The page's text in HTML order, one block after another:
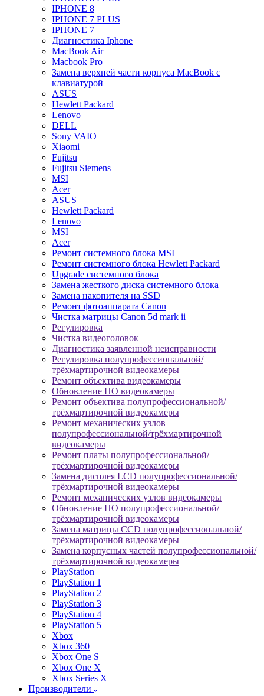
IPHONE 8
IPHONE 7 PLUS
IPHONE 7
Диагностика Iphone
MacBook Air
Macbook Pro
Замена верхней части корпуса MacBook с
клавиатурой
ASUS
Hewlett Packard
Lenovo
DELL
Sony VAIO
Xiaomi
Fujitsu
Fujitsu Siemens
MSI
Acer
ASUS
Hewlett Packard
Lenovo
MSI
Acer
Ремонт системного блока MSI
Ремонт системного блока Hewlett Packard
Upgrade системного блока
Замена жесткого диска системного блока
Замена накопителя на SSD
Ремонт фотоаппарата Canon
Чистка матрицы Canon 5d mark ii
Регулировка
Чистка видеоголовок
Диагностика заявленной неисправности
Регулировка полупрофессиональной/
трёхмартирочной видеокамеры
Ремонт объектива видеокамеры
Обновление ПО видеокамеры
Ремонт объектива полупрофессиональной/
трёхмартирочной видеокамеры
Ремонт механических узлов
полупрофессиональной/трёхмартирочной
видеокамеры
Ремонт платы полупрофессиональной/
трёхмартирочной видеокамеры
Замена дисплея LCD полупрофессиональной/
трёхмартирочной видеокамеры
Ремонт механических узлов видеокамеры
Обновление ПО полупрофессиональной/
трёхмартирочной видеокамеры
Замена матрицы CCD полупрофессиональной/
трёхмартирочной видеокамеры
Замена корпусных частей полупрофессиональной/
трёхмартирочной видеокамеры
PlayStation
PlayStation 1
PlayStation 2
PlayStation 3
PlayStation 4
PlayStation 5
Xbox
Xbox 360
Xbox One S
Xbox One X
Xbox Series X
Производители